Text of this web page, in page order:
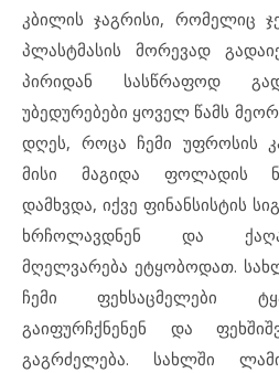
კბილის ჯაგრისი, რომელიც
პლასტმასის მორევად
პირიდან სასწრაფოდ
უბედურებები ყოველ წამს
დღეს, როცა ჩემი უფროსის
მისი მაგიდა ფოლადის
დამხვდა, იქვე ფინანსისტის
ხრჩოლავდნენ და
მღელვარება ეტყობოდათ.
ჩემი ფეხსაცმელები
გაიფურჩქნენენ და
გაგრძელება. სახლში